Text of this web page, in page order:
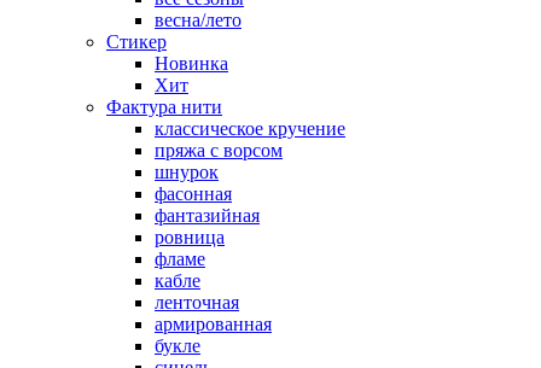
весна/лето
Стикер
Новинка
Хит
Фактура нити
классическое кручение
пряжа с ворсом
шнурок
фасонная
фантазийная
ровница
фламе
кабле
ленточная
армированная
букле